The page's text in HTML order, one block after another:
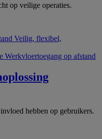
op veilige operaties.
Veilig, flexibel,
Werkvloertoegang op afstand
hebben op gebruikers.